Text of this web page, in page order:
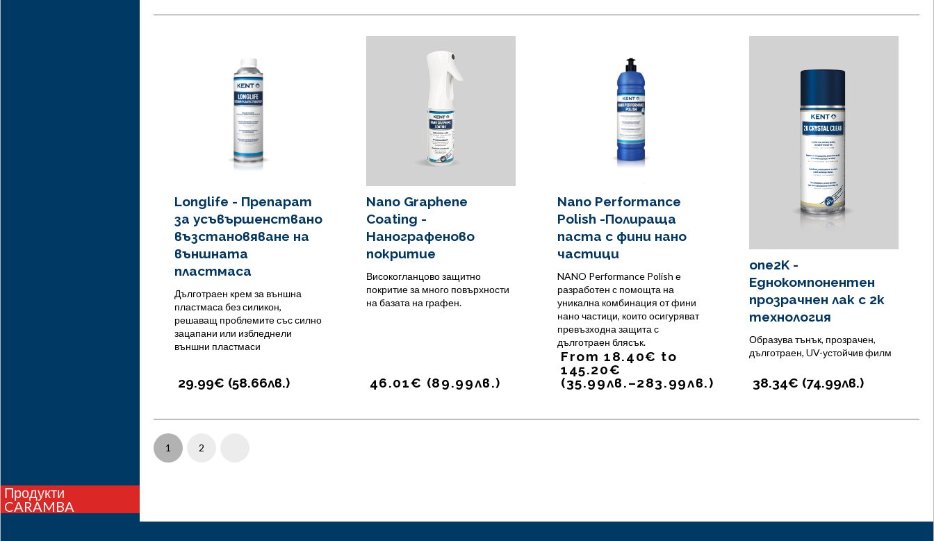
Продукти
CARAMBA
Longlife - Препарат
за усъвършенствано
възстановяване на
външната
пластмаса
Дълготраен крем за външна
пластмаса без силикон,
решаващ проблемите със силно
зацапани или избледнели
външни пластмаси
29.99€ (58.66лв.)
Nano Graphene
Coating -
Нанографеново
покритие
Високогланцово защитно
покритие за много повърхности
на базата на графен.
46.01€ (89.99лв.)
Nano Performance
Polish -Полираща
паста с фини нано
частици
NANO Performance Polish е
разработен с помощта на
уникална комбинация от фини
нано частици, които осигуряват
превъзходна защита с
дълготраен блясък.
From18.40€ to
145.20€
(35.99лв.–283.99лв.)
one2K -
Еднокомпонентен
прозрачнен лак с 2к
технология
Образува тънък, прозрачен,
дълготраен, UV-устойчив филм
38.34€ (74.99лв.)
1 2